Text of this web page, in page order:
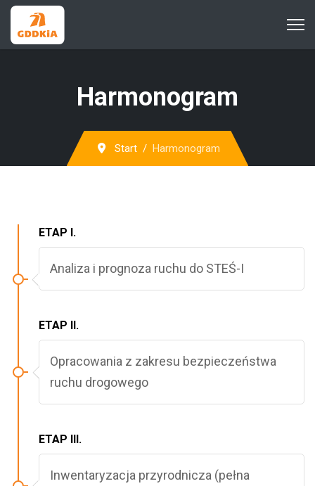
Harmonogram
Start Harmonogram
ETAP I.
Analiza i prognoza ruchu do STEŚ-I
ETAP II.
Opracowania z zakresu bezpieczeństwa
ruchu drogowego
ETAP III.
Inwentaryzacja przyrodnicza (pełna